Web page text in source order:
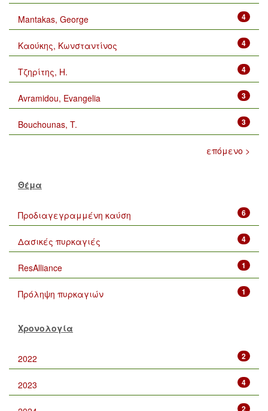
4
Mantakas, George
4
Καούκης, Κωνσταντίνος
4
Τζηρίτης, Η.
3
Avramidou, Evangelia
3
Bouchounas, T.
επόμενο >
Θέμα
6
Προδιαγεγραμμένη καύση
4
Δασικές πυρκαγιές
1
ResAlliance
1
Πρόληψη πυρκαγιών
Χρονολογία
2
2022
4
2023
2